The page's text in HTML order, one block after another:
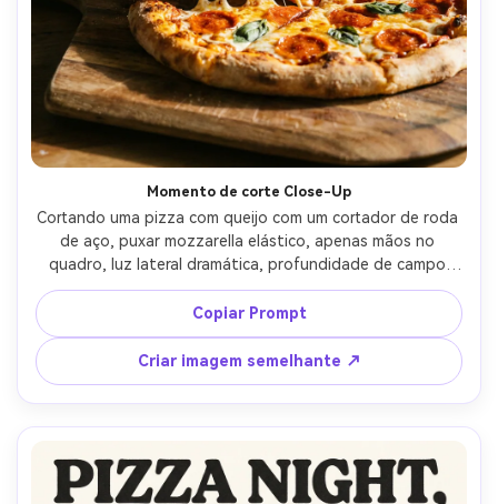
Momento de corte Close-Up
Cortando uma pizza com queijo com um cortador de roda
de aço, puxar mozzarella elástico, apenas mãos no
quadro, luz lateral dramática, profundidade de campo
rasa, composição editorial de pôster de alimentos com
espaço para um título ousado, detalhe de textura
realista, foco nítido, alta resolução, lente de 85mm,
profundidade de campo rasa- -ar 4:5
Copiar Prompt
Criar imagem semelhante ↗